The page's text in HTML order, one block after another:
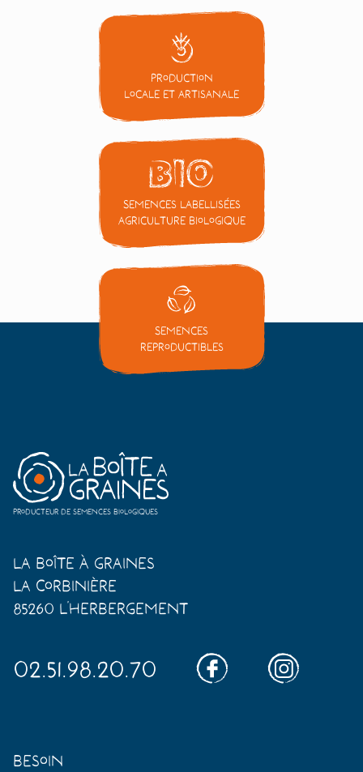
Production
locale et artisanale
Semences labellisées
Agriculture Biologique
Semences
reproductibles
Producteur de semences biologiques
La Boîte à Graines
La Corbinière
85260 L'Herbergement
02.51.98.20.70
Besoin